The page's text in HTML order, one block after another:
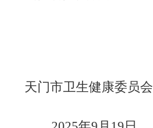
天门市卫生健康委员会